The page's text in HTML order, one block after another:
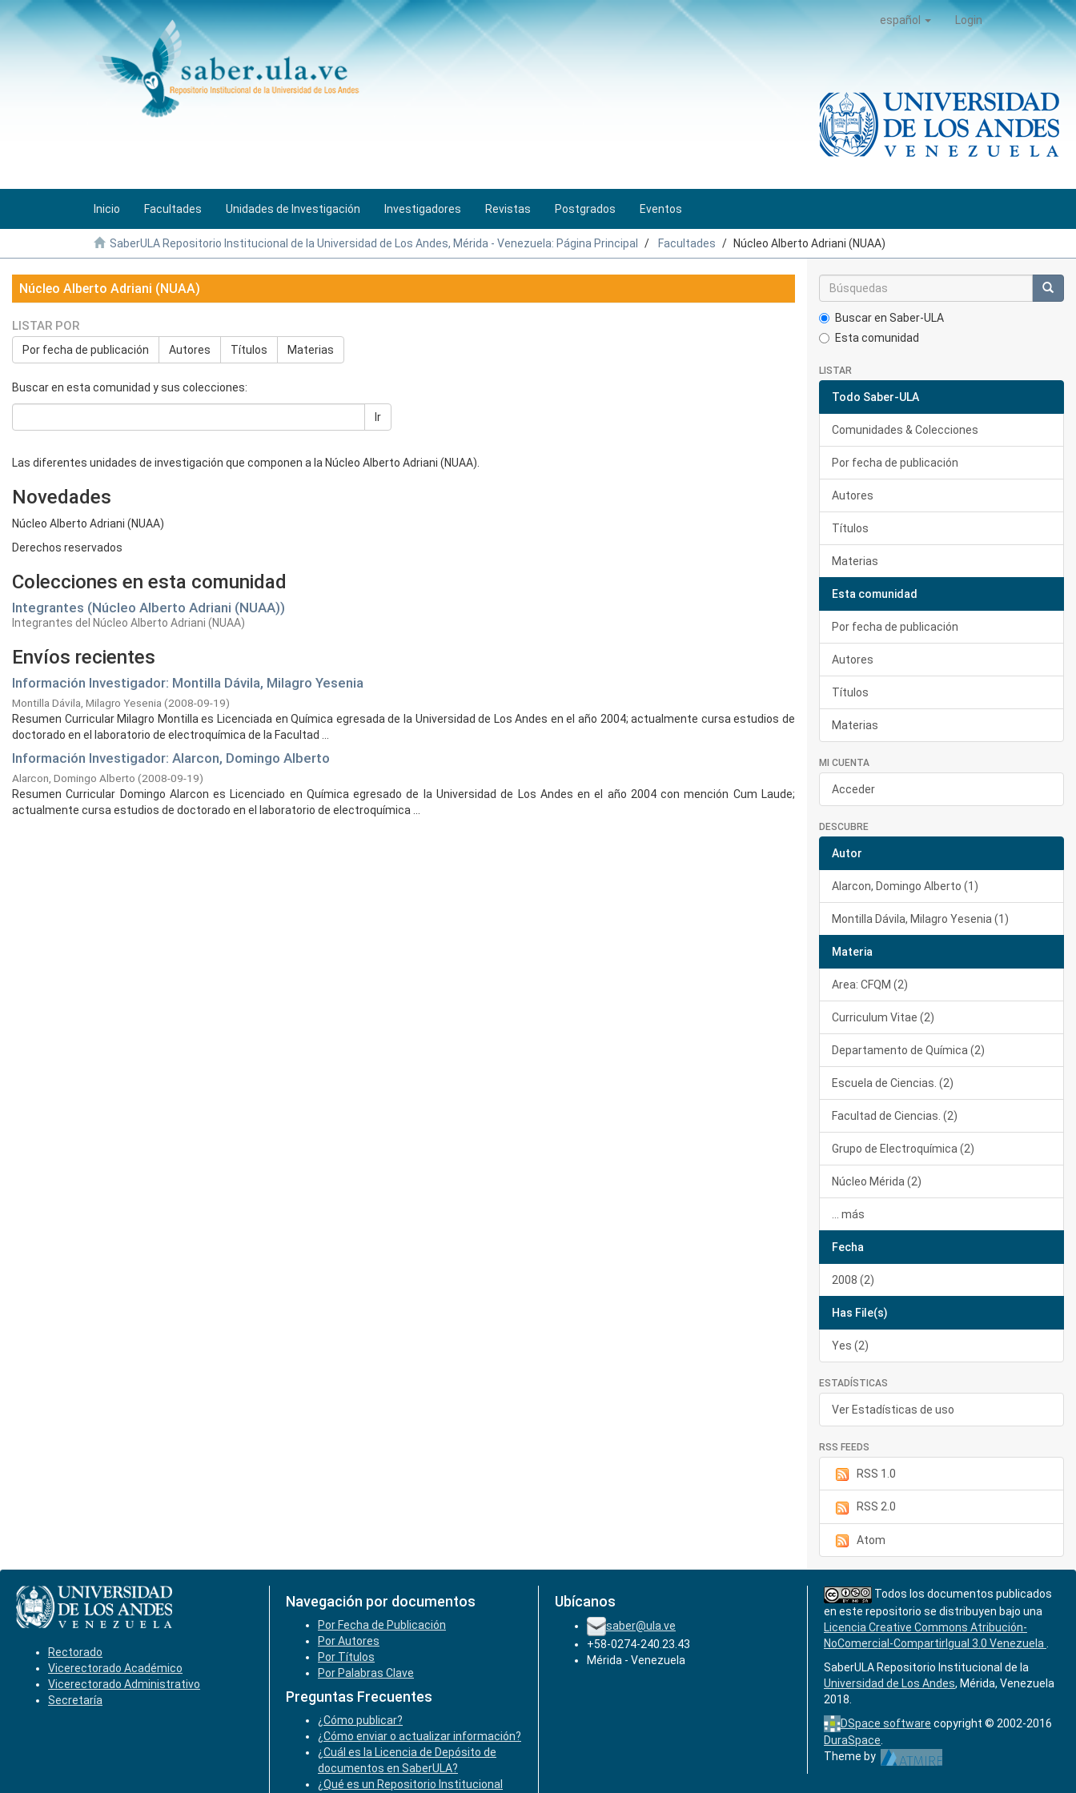
español Login
Inicio Facultades Unidades de Investigación Investigadores Revistas Postgrados Eventos
SaberULA Repositorio Institucional de la Universidad de Los Andes, Mérida - Venezuela: Página Principal Facultades Núcleo Alberto Adriani (NUAA)
Núcleo Alberto Adriani (NUAA)
LISTAR POR
Por fecha de publicación Autores Títulos Materias
Buscar en esta comunidad y sus colecciones:
Ir
Las diferentes unidades de investigación que componen a la Núcleo Alberto Adriani (NUAA).
Novedades
Núcleo Alberto Adriani (NUAA)
Derechos reservados
Colecciones en esta comunidad
Integrantes (Núcleo Alberto Adriani (NUAA))
Integrantes del Núcleo Alberto Adriani (NUAA)
Envíos recientes
Información Investigador: Montilla Dávila, Milagro Yesenia
Montilla Dávila, Milagro Yesenia (2008-09-19)
Resumen Curricular Milagro Montilla es Licenciada en Química egresada de la Universidad de Los Andes en el año 2004; actualmente cursa estudios de
doctorado en el laboratorio de electroquímica de la Facultad ...
Información Investigador: Alarcon, Domingo Alberto
Alarcon, Domingo Alberto (2008-09-19)
Resumen Curricular Domingo Alarcon es Licenciado en Química egresado de la Universidad de Los Andes en el año 2004 con mención Cum Laude;
actualmente cursa estudios de doctorado en el laboratorio de electroquímica ...
Buscar en Saber-ULA
Esta comunidad
LISTAR
Todo Saber-ULA
Comunidades & Colecciones
Por fecha de publicación
Autores
Títulos
Materias
Esta comunidad
Por fecha de publicación
Autores
Títulos
Materias
MI CUENTA
Acceder
DESCUBRE
Autor
Alarcon, Domingo Alberto (1)
Montilla Dávila, Milagro Yesenia (1)
Materia
Area: CFQM (2)
Curriculum Vitae (2)
Departamento de Química (2)
Escuela de Ciencias. (2)
Facultad de Ciencias. (2)
Grupo de Electroquímica (2)
Núcleo Mérida (2)
... más
Fecha
2008 (2)
Has File(s)
Yes (2)
ESTADÍSTICAS
Ver Estadísticas de uso
RSS FEEDS
RSS 1.0
RSS 2.0
Atom
Rectorado
Vicerectorado Académico
Vicerectorado Administrativo
Secretaría
Navegación por documentos
Por Fecha de Publicación
Por Autores
Por Títulos
Por Palabras Clave
Preguntas Frecuentes
¿Cómo publicar?
¿Cómo enviar o actualizar información?
¿Cuál es la Licencia de Depósito de
documentos en SaberULA?
¿Qué es un Repositorio Institucional
Ubícanos
saber@ula.ve
+58-0274-240.23.43
Mérida - Venezuela
Todos los documentos publicados
en este repositorio se distribuyen bajo una
Licencia Creative Commons Atribución-
NoComercial-CompartirIgual 3.0 Venezuela
SaberULA Repositorio Institucional de la
Universidad de Los Andes, Mérida, Venezuela
2018.
DSpace software copyright © 2002-2016
DuraSpace.
Theme by